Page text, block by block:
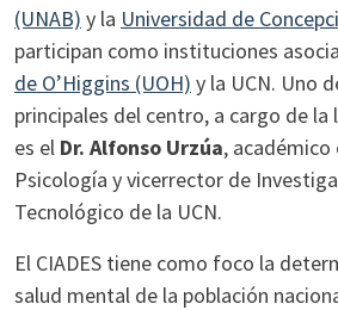
(UNAB) y la Universidad de
participan como instituciones
de O’Higgins (UOH) y la UCN. Uno
principales del centro, a cargo de la
es el Dr. Alfonso Urzúa, académico
Psicología y vicerrector de
Tecnológico de la UCN.
El CIADES tiene como foco la
salud mental de la población